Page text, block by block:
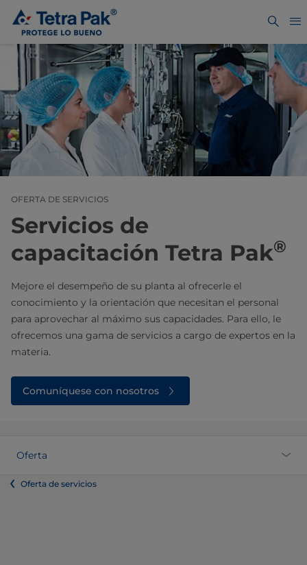
OFERTA DE SERVICIOS
Servicios de
capacitación Tetra Pak®
Mejore el desempeño de su planta al ofrecerle el
conocimiento y la orientación que necesitan el personal
para aprovechar al máximo sus capacidades. Para ello, le
ofrecemos una gama de servicios a cargo de expertos en la
materia.
Comuníquese con nosotros
Oferta
Oferta de servicios